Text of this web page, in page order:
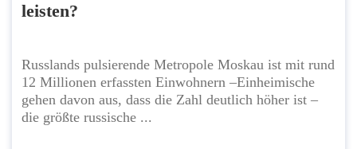
leisten?
Russlands pulsierende Metropole Moskau ist mit rund
12 Millionen erfassten Einwohnern –Einheimische
gehen davon aus, dass die Zahl deutlich höher ist –
die größte russische ...